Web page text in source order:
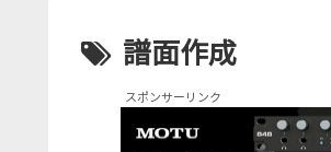
譜面作成
スポンサーリンク